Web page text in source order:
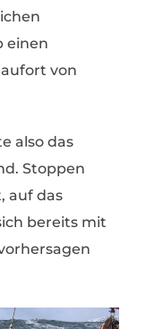
einen
von
also das
Stoppen
auf das
bereits mit